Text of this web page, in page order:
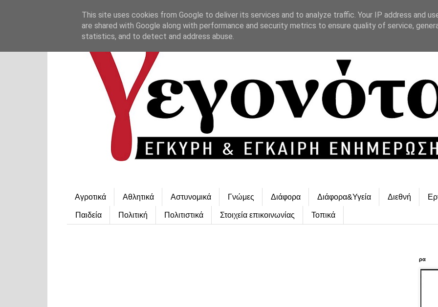
Αγροτικά Αθλητικά Αστυνομικά Γνώμες Διάφορα Διάφορα&Υγεία Διεθνή
Παιδεία Πολιτική Πολιτιστικά Στοιχεία επικοινωνίας Τοπικά
ρα
This site uses cookies from Google to deliver its services and to analyze traffic. Your IP address and
are shared with Google along with performance and security metrics to ensure quality of service,
statistics, and to detect and address abuse.